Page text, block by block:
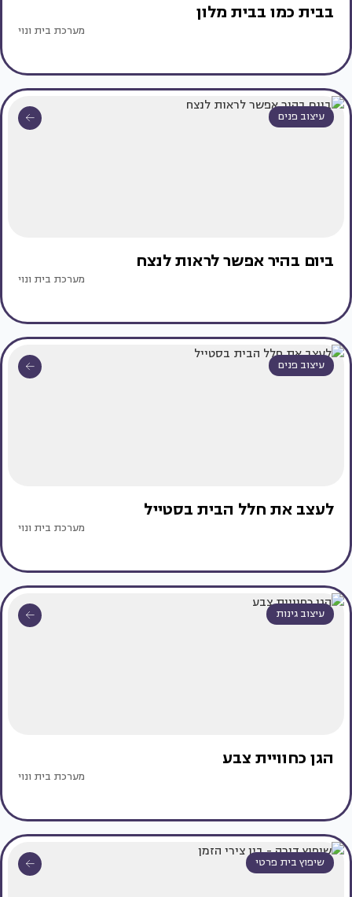
בבית כמו בבית מלון
מערכת בית ונוי
עיצוב פנים
ביום בהיר אפשר לראות לנצח
מערכת בית ונוי
עיצוב פנים
לעצב את חלל הבית בסטייל
מערכת בית ונוי
עיצוב גינות
הגן כחוויית צבע
מערכת בית ונוי
שיפוץ בית פרטי